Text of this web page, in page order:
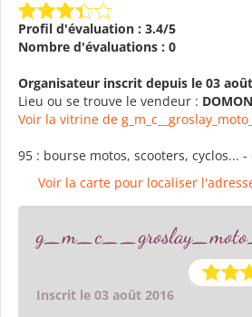
Profil d'évaluation : 3.4/5
Nombre d'évaluations : 0
Organisateur inscrit depuis le 03
Lieu ou se trouve le vendeur :
Voir la vitrine de
95 : bourse motos, scooters, cyclos...
Voir la carte pour localiser
Inscrit le 03 août 2016